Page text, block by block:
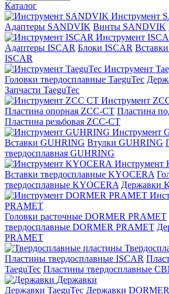
Каталог
Инструмент
Адаптеры SANDVIK Винты SANDVIK
Инструмент
Адаптеры ISCAR Блоки ISCAR
ISCAR
Инструмент
Головки твердосплавные TaeguTec
Запчасти TaeguTec
Инструмент
Пластина опорная ZCC-CT Пластина
Пластина резьбовая ZCC-CT
Инструмент
Вставки GUHRING Втулки GUHRING
твердосплавная GUHRING
Инструмент
Вставки твердосплавные KYOCERA
твердосплавные KYOCERA Державки
PRAMET
Головки расточные DORMER PRAMET
твердосплавные DORMER PRAMET
PRAMET
Пластины твердосплавные ISCAR
TaeguTec Пластины твердосплавные
Державки
Державки TaeguTec Державки